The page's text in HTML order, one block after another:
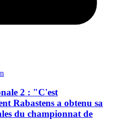
2 : "C'est
Rabastens a obtenu sa
du championnat de